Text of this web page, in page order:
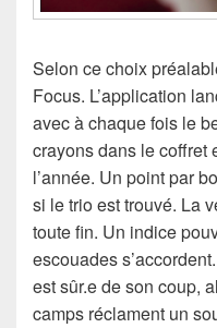
Selon ce choix
Focus. L’application
avec à chaque fois le
crayons dans le coffret
l’année. Un point par
si le trio est trouvé. La
toute fin. Un indice
escouades
est sûr.e de son coup,
camps réclament un